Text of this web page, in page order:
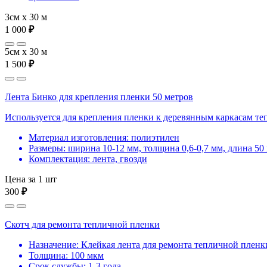
3см х 30 м
1 000 ₽
5см х 30 м
1 500 ₽
Лента Бинко для крепления пленки 50 метров
Используется для крепления пленки к деревянным каркасам
Материал изготовления: полиэтилен
Размеры: ширина 10-12 мм, толщина 0,6-0,7 мм, длина 50
Комплектация: лента, гвозди
Цена за 1 шт
300 ₽
Скотч для ремонта тепличной пленки
Назначение: Клейкая лента для ремонта тепличной
Толщина: 100 мкм